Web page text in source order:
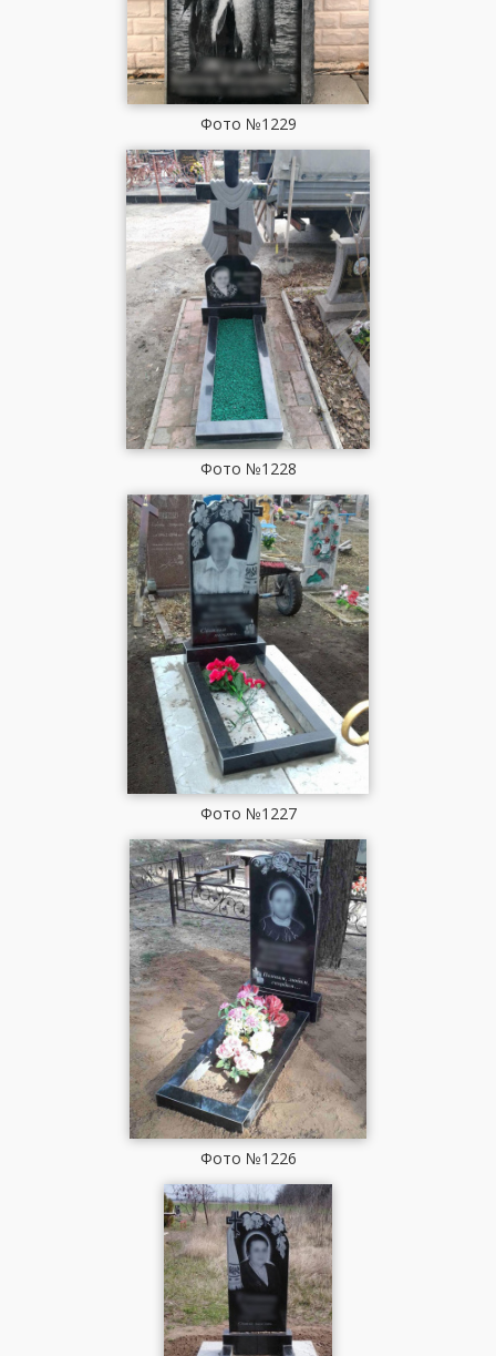
Фото №1229
Фото №1228
Фото №1227
Фото №1226